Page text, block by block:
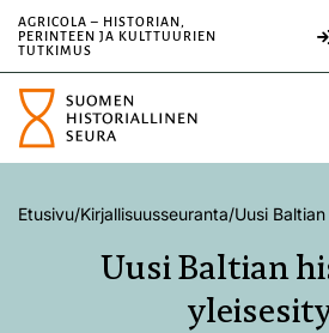
AGRICOLA – HISTORIAN,
PERINTEEN JA KULTTUURIEN
TUTKIMUS
Etusivu/Kirjallisuusseuranta/Uusi
Uusi Baltian